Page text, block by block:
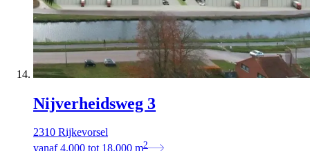
Nijverheidsweg 3
2310 Rijkevorsel
vanaf 4.000 tot 18.000 m2